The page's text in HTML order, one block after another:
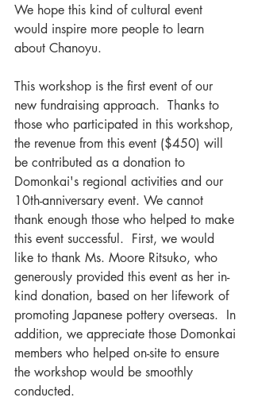
We hope this kind of cultural event
would inspire more people to learn
about Chanoyu.
This workshop is the first event of our
new fundraising approach.  Thanks to
those who participated in this workshop,
the revenue from this event ($450) will
be contributed as a donation to
Domonkai's regional activities and our
10th-anniversary event. We cannot
thank enough those who helped to make
this event successful.  First, we would
like to thank Ms. Moore Ritsuko, who
generously provided this event as her in-
kind donation, based on her lifework of
promoting Japanese pottery overseas.  In
addition, we appreciate those Domonkai
members who helped on-site to ensure
the workshop would be smoothly
conducted.